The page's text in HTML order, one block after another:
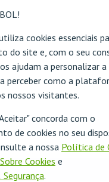
cookies essenciais
do site e, com o seu
ajudam a personalizar a
perceber como a
nossos visitantes.
concorda com o
de cookies no seu
a nossa Política de
Cookies e
.